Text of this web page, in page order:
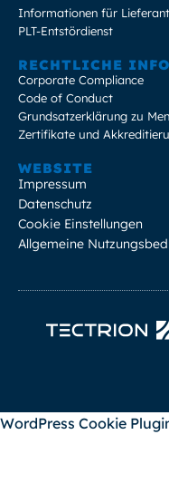
Informationen für
PLT-Entstördienst
RECHTLICHE
Corporate Compliance
Code of Conduct
Grundsatzerklärung zu
Zertifikate und
WEBSITE
Impressum
Datenschutz
Cookie Einstellungen
Allgemeine
WordPress Cookie